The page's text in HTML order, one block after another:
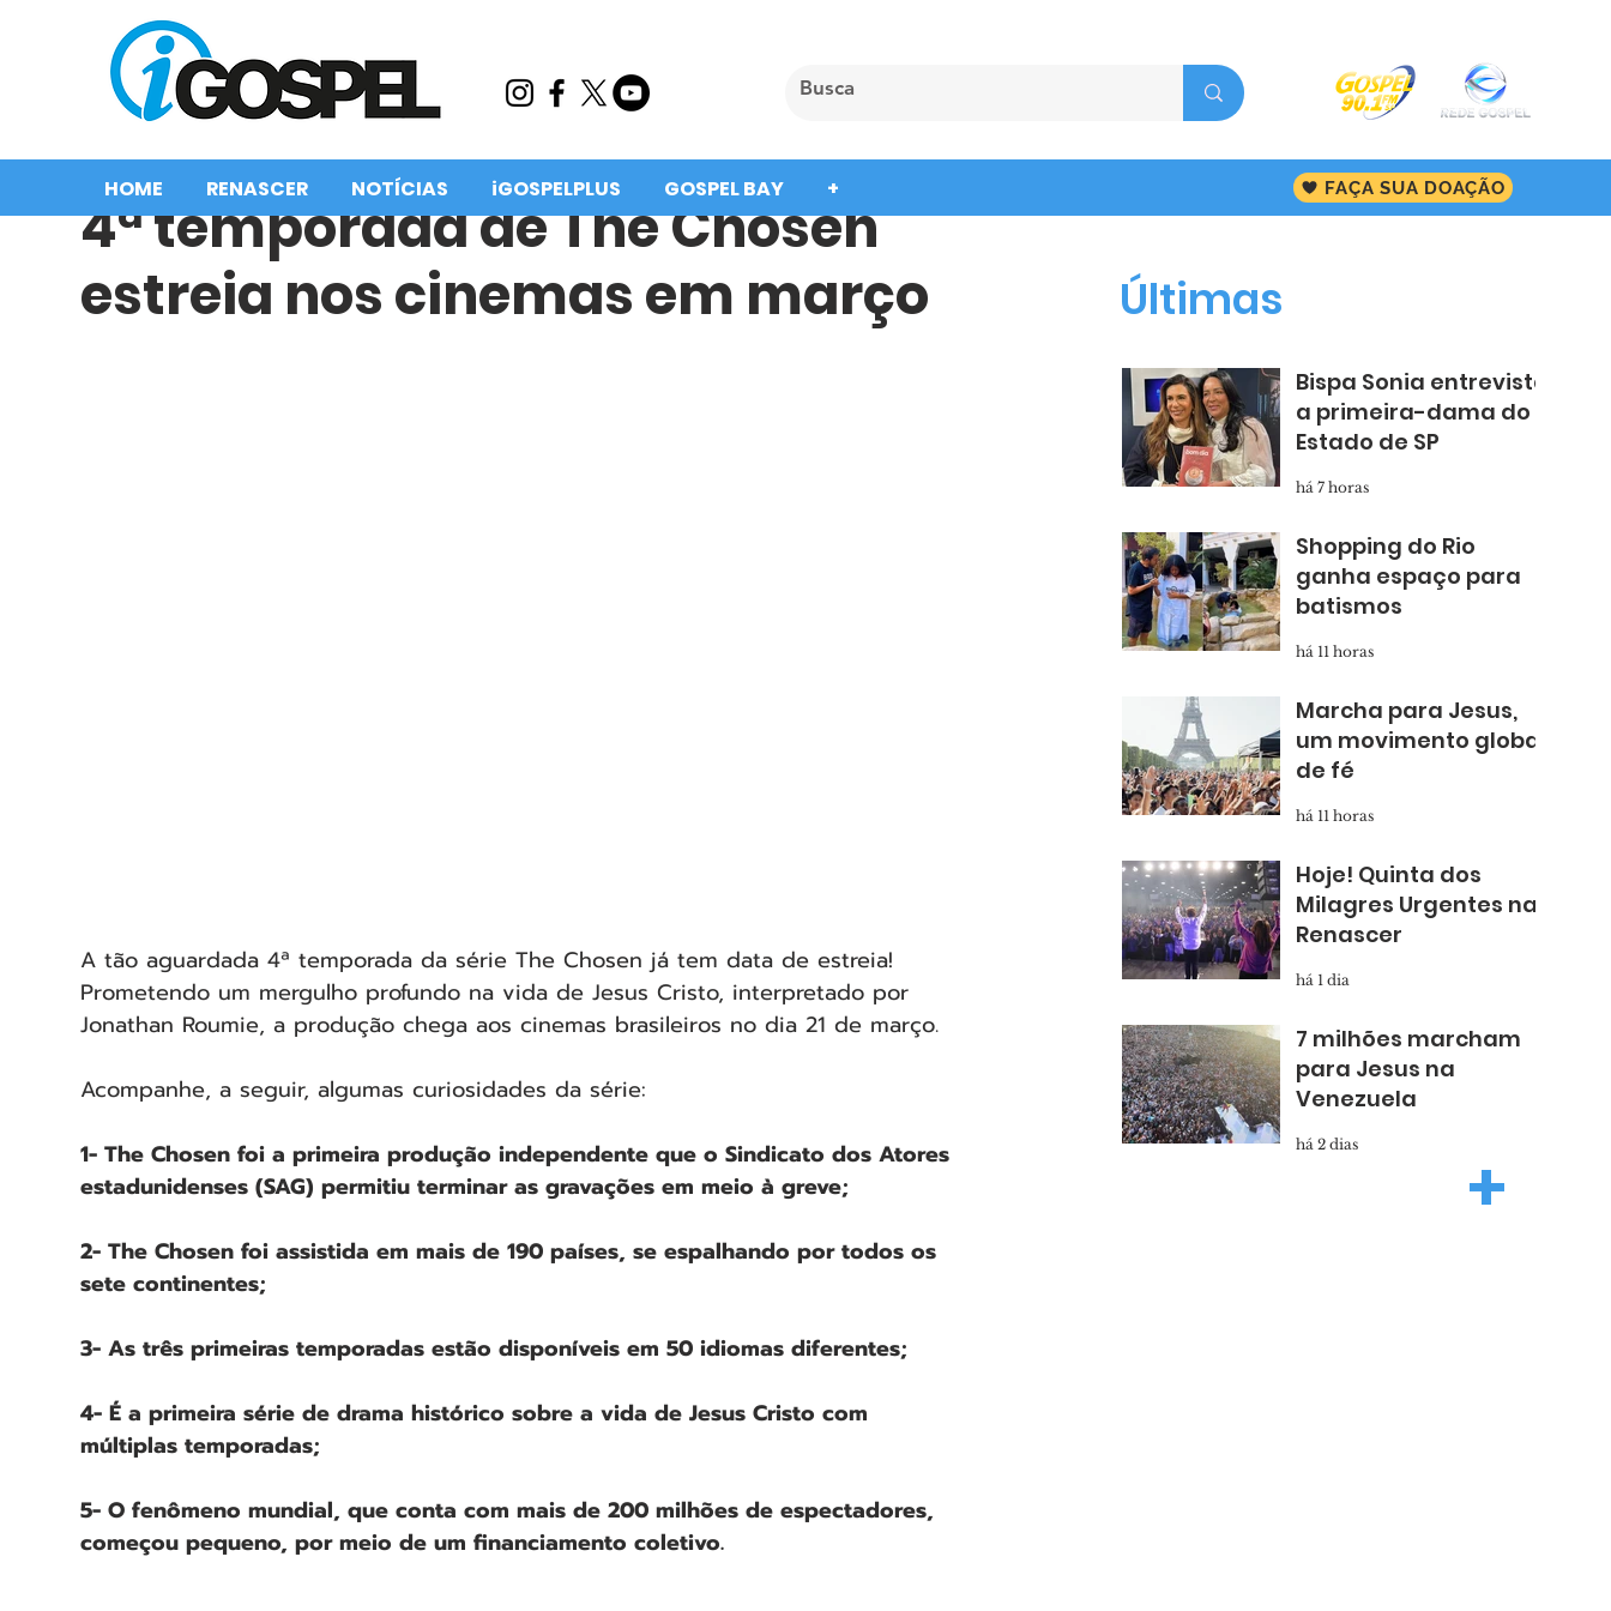
HOME RENASCER NOTÍCIAS iGOSPELPLUS GOSPEL BAY + FAÇA SUA DOAÇÃO
4ª temporada de The Chosen
estreia nos cinemas em março
A tão aguardada 4ª temporada da série The Chosen já tem data de estreia!
Prometendo um mergulho profundo na vida de Jesus Cristo, interpretado por
Jonathan Roumie, a produção chega aos cinemas brasileiros no dia 21 de março.
Acompanhe, a seguir, algumas curiosidades da série:
1- The Chosen foi a primeira produção independente que o Sindicato dos Atores
estadunidenses (SAG) permitiu terminar as gravações em meio à greve;
2- The Chosen foi assistida em mais de 190 países, se espalhando por todos os
sete continentes;
3- As três primeiras temporadas estão disponíveis em 50 idiomas diferentes;
4- É a primeira série de drama histórico sobre a vida de Jesus Cristo com
múltiplas temporadas;
5- O fenômeno mundial, que conta com mais de 200 milhões de espectadores,
começou pequeno, por meio de um financiamento coletivo.
Bispa Sonia entrevista
a primeira-dama do
Estado de SP
há 7 horas
Shopping do Rio
ganha espaço para
batismos
há 11 horas
Marcha para Jesus,
um movimento global
de fé
há 11 horas
Hoje! Quinta dos
Milagres Urgentes na
Renascer
há 1 dia
7 milhões marcham
para Jesus na
Venezuela
há 2 dias
Últimas
+